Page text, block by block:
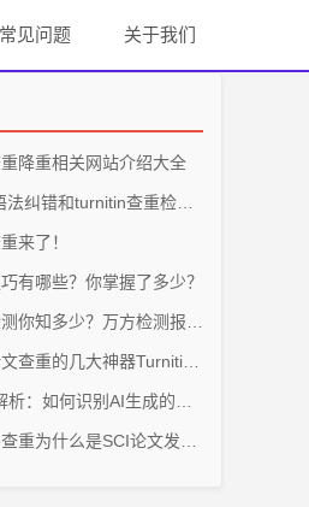
常见问题 关于我们
降重相关网站介绍大全
来了！
有哪些？你掌握了多少？